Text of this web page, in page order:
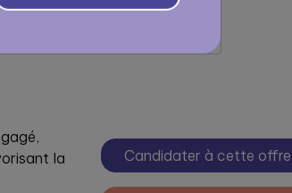
la
Candidater à cette offre